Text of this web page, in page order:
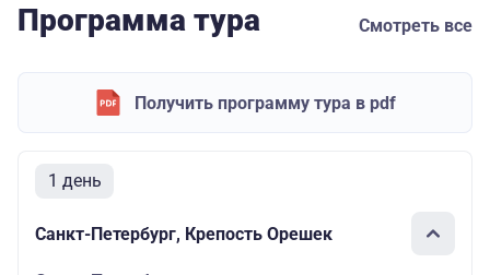
Программа тура Смотреть все
Получить программу тура в pdf
1 день
Санкт-Петербург, Крепость Орешек